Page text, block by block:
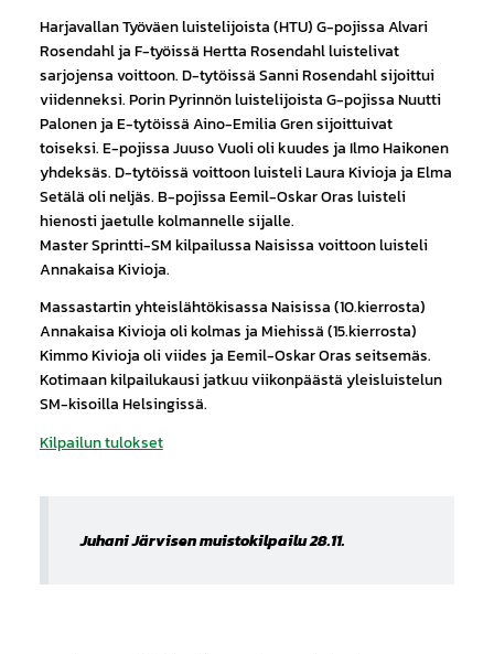
Harjavallan Työväen luistelijoista (HTU) G-pojissa Alvari
Rosendahl ja F-työissä Hertta Rosendahl luistelivat
sarjojensa voittoon. D-tytöissä Sanni Rosendahl sijoittui
viidenneksi. Porin Pyrinnön luistelijoista G-pojissa Nuutti
Palonen ja E-tytöissä Aino-Emilia Gren sijoittuivat
toiseksi. E-pojissa Juuso Vuoli oli kuudes ja Ilmo Haikonen
yhdeksäs. D-tytöissä voittoon luisteli Laura Kivioja ja Elma
Setälä oli neljäs. B-pojissa Eemil-Oskar Oras luisteli
hienosti jaetulle kolmannelle sijalle.
Master Sprintti-SM kilpailussa Naisissa voittoon luisteli
Annakaisa Kivioja.
Massastartin yhteislähtökisassa Naisissa (10.kierrosta)
Annakaisa Kivioja oli kolmas ja Miehissä (15.kierrosta)
Kimmo Kivioja oli viides ja Eemil-Oskar Oras seitsemäs.
Kotimaan kilpailukausi jatkuu viikonpäästä yleisluistelun
SM-kisoilla Helsingissä.
Kilpailun tulokset
Juhani Järvisen muistokilpailu 28.11.